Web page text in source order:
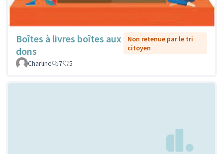
Boîtes à livres boîtes aux
dons
Non retenue par le tri
citoyen
Charline
7 5